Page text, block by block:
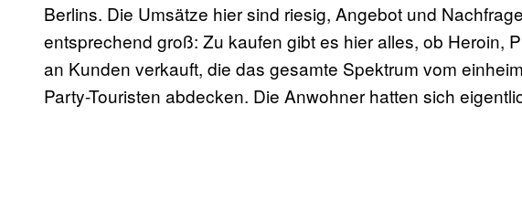
Berlins. Die Umsätze hier sind riesig, Angebot und
entsprechend groß: Zu kaufen gibt es hier alles, ob Heroin,
an Kunden verkauft, die das gesamte Spektrum vom
Party-Touristen abdecken. Die Anwohner hatten sich